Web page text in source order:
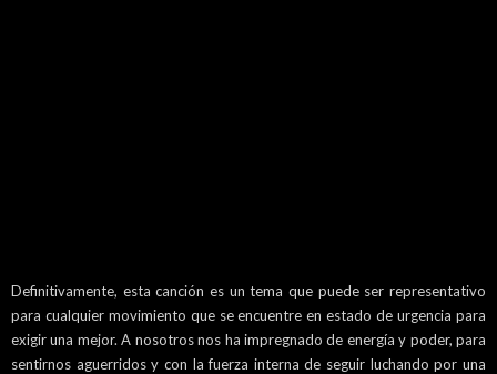
Definitivamente, esta canción es un tema que puede ser representativo
para cualquier movimiento que se encuentre en estado de urgencia para
exigir una mejor. A nosotros nos ha impregnado de energía y poder, para
sentirnos aguerridos y con la fuerza interna de seguir luchando por una